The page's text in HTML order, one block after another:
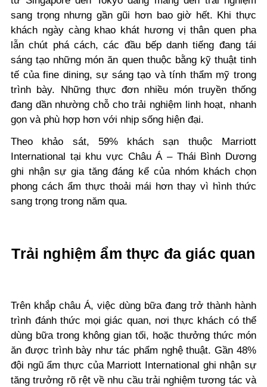
sang trọng nhưng gần gũi hơn bao giờ hết. Khi thực
khách ngày càng khao khát hương vị thân quen pha
lẫn chút phá cách, các đầu bếp danh tiếng đang tái
sáng tạo những món ăn quen thuộc bằng kỹ thuật tinh
tế của fine dining, sự sáng tạo và tính thẩm mỹ trong
trình bày. Những thực đơn nhiều món truyền thống
đang dần nhường chỗ cho trải nghiệm linh hoạt, nhanh
gọn và phù hợp hơn với nhịp sống hiện đại.
Theo khảo sát, 59% khách sạn thuộc Marriott
International tại khu vực Châu Á – Thái Bình Dương
ghi nhận sự gia tăng đáng kể của nhóm khách chọn
phong cách ẩm thực thoải mái hơn thay vì hình thức
sang trọng trong năm qua.
Trải nghiệm ẩm thực đa giác quan
Trên khắp châu Á, việc dùng bữa đang trở thành hành
trình đánh thức mọi giác quan, nơi thực khách có thể
dùng bữa trong không gian tối, hoặc thưởng thức món
ăn được trình bày như tác phẩm nghệ thuật. Gần 48%
đội ngũ ẩm thực của Marriott International ghi nhận sự
tăng trưởng rõ rệt về nhu cầu trải nghiệm tương tác và